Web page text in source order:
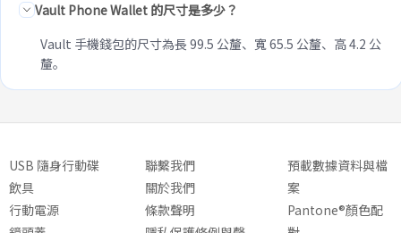
Vault Phone Wallet 的尺寸是多少？
Vault 手機錢包的尺寸為長 99.5 公釐、寬 65.5 公釐、高 4.2 公
釐。
USB 隨身行動碟
飲具
行動電源
聯繫我們
關於我們
條款聲明
預載數據資料與檔
案
Pantone®顏色配